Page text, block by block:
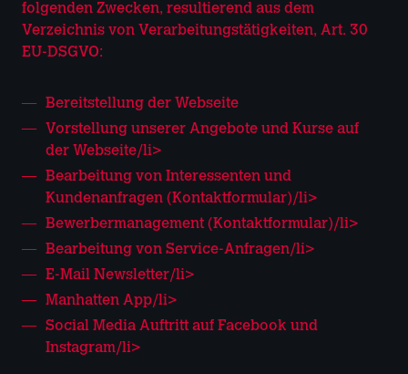
folgenden Zwecken, resultierend aus dem
Verzeichnis von Verarbeitungstätigkeiten, Art. 30
EU-DSGVO:
Bereitstellung der Webseite
Vorstellung unserer Angebote und Kurse auf
der Webseite/li>
Bearbeitung von Interessenten und
Kundenanfragen (Kontaktformular)/li>
Bewerbermanagement (Kontaktformular)/li>
Bearbeitung von Service-Anfragen/li>
E-Mail Newsletter/li>
Manhatten App/li>
Social Media Auftritt auf Facebook und
Instagram/li>